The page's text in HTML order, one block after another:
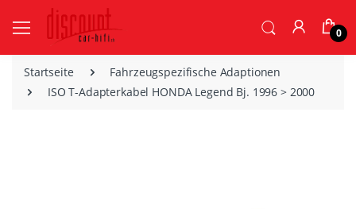
0
Startseite
Fahrzeugspezifische Adaptionen
ISO T-Adapterkabel HONDA Legend Bj. 1996 > 2000